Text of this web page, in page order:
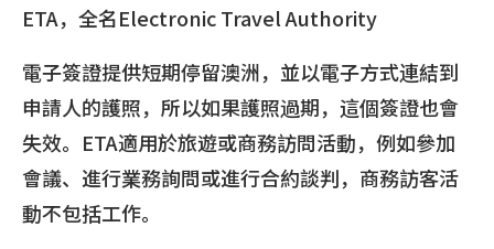
ETA，全名Electronic Travel Authority
電子簽證提供短期停留澳洲，並以電子方式連結到
申請人的護照，所以如果護照過期，這個簽證也會
失效。ETA適用於旅遊或商務訪問活動，例如參加
會議、進行業務詢問或進行合約談判，商務訪客活
動不包括工作。